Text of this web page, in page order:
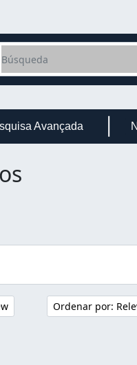
options
Avançada
Ordenar por: